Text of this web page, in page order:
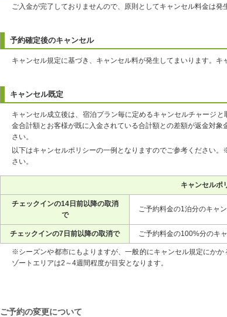
ご入金が完了しておりませんので、原則としてキャンセル料金は
予約確定後のキャンセル
キャンセル規定に基づき、キャンセル料が発生してまいります。キ
キャンセル既定
キャンセル成立後は、宿泊プラン毎に定めるキャンセルチャージ
金合計額とお客様が既に入金されている合計額との差額が返金対
さい。
以下はキャンセルポリシーの一例となりますのでご参考ください
さい。
キャンセルポ
チェックインの14日前以降の取消
で
ご予約料金の1泊分のキャ
チェックインの7日前以降の取消で ご予約料金の100%分のキ
※シーズンや都市にもよりますが、一般的にキャンセル規定にか
ゾートエリアは2～4週間程度が目安となります。
ご予約の変更について